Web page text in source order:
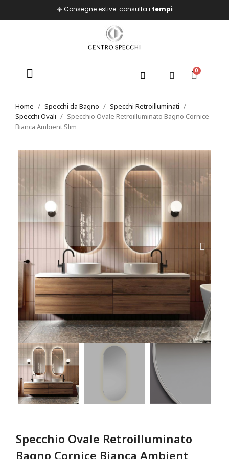
☀️ Consegne estive: consulta i tempi
Home Specchi da Bagno
Specchi Retroilluminati
Specchi Ovali
Specchio Ovale Retroilluminato Bagno Cornice
Bianca Ambient Slim
Specchio Ovale Retroilluminato
Bagno Cornice Bianca Ambient